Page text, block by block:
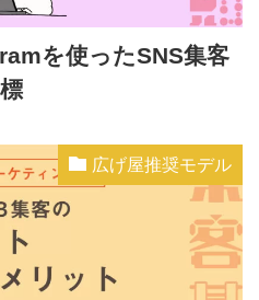
を使ったSNS集客
広げ屋推奨モデル